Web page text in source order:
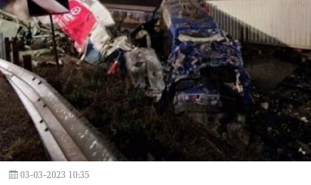
03-03-2023 10:35